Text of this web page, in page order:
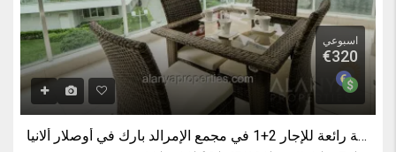
اسبوعي
€320
شقة رائعة للإجار 2+1 في مجمع الإمرالد بارك في أوصلار ألانيا